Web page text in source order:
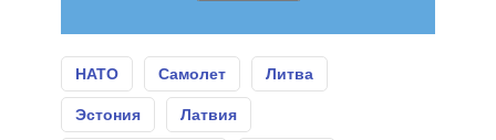
НАТО Самолет Литва
Эстония Латвия